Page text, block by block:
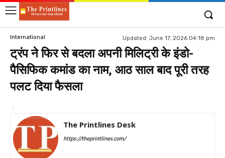
International Updated: June 17, 2026 04:18 pm
ट्रंप ने फिर से बदला अपनी मिलिट्री के इंडो-
पैसिफिक कमांड का नाम, आठ साल बाद पूरी तरह
पलट दिया फैसला
The Printlines Desk
https://theprintlines.com/